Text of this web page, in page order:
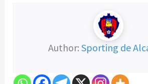
Author: Sporting de